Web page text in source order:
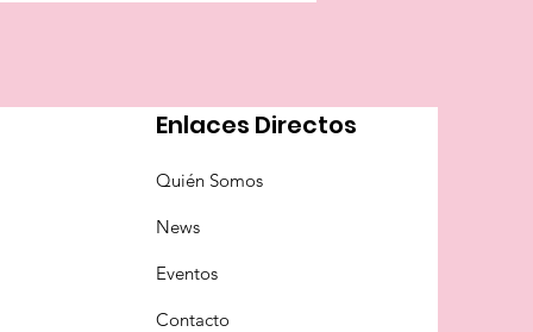
nacional o la
Enlaces Directos
Quién Somos
News
Eventos
Contacto